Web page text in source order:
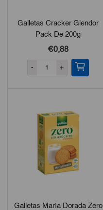
Galletas Cracker Glendor
Pack De 200g
€0,88
- +
Galletas María Dorada Zero